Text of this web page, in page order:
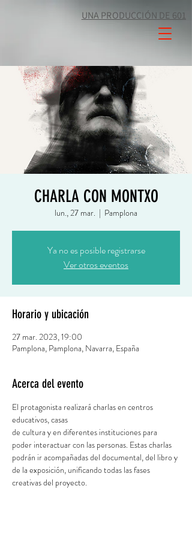
UNA PRODUCCIÓN DE 601
CHARLA CON MONTXO
lun., 27 mar.
  |
Pamplona
Ya no es posible registrarse
Ver otros eventos
Horario y ubicación
27 mar. 2023, 19:00
Pamplona, Pamplona, Navarra, España
Acerca del evento
El protagonista realizará charlas en centros
educativos, casas
de cultura y en diferentes instituciones para
poder interactuar con las personas. Estas charlas
podrán ir acompañadas del documental, del libro y
de la exposición, unificando todas las fases
creativas del proyecto.